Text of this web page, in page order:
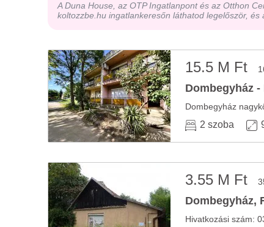
A Duna House, az OTP Ingatlanpont és az Otthon
koltozzbe.hu ingatlankeresőn láthatod legelőször,
15.5 M Ft
Dombegyház
2 szoba
3.55 M Ft
Dombegyház,